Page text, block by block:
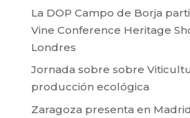
La DOP Campo de Borja
Vine Conference Heritage
Londres
Jornada sobre sobre
producción ecológica
Zaragoza presenta en